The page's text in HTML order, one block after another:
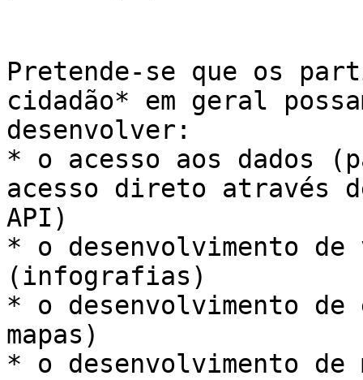
Pretende-se que os
cidadão* em geral
desenvolver:
* o acesso aos dados
acesso direto através
API)
* o desenvolvimento
(infografias)
* o desenvolvimento de
mapas)
* o desenvolvimento de